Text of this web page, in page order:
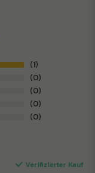
1
0
0
0
0
Verifizierter Kauf